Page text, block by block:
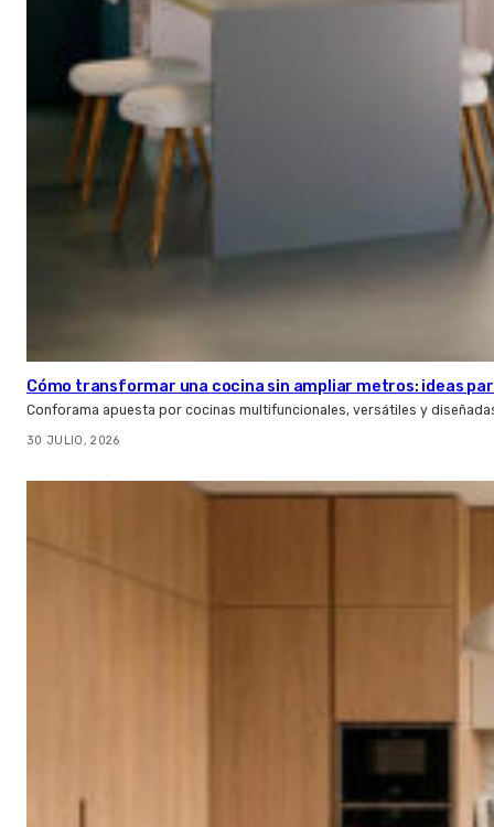
Cómo transformar una cocina sin ampliar metros: ideas
Conforama apuesta por cocinas multifuncionales, versátiles y
30 JULIO, 2026